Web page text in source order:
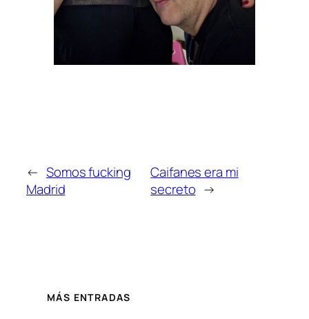
← Somos fucking
Madrid
Caifanes era mi
secreto →
MÁS ENTRADAS